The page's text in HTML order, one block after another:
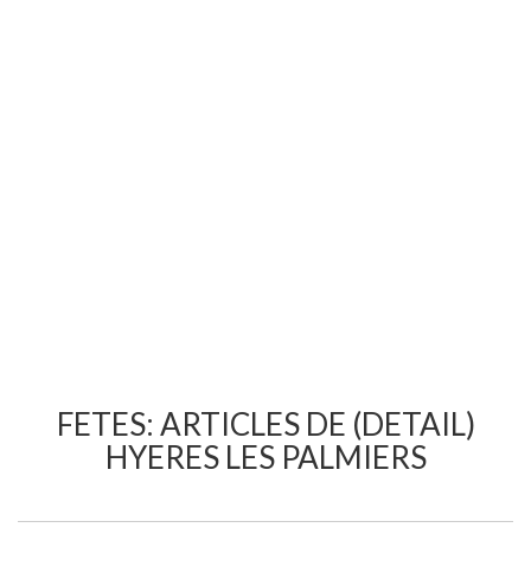
FETES: ARTICLES DE (DETAIL)
HYERES LES PALMIERS